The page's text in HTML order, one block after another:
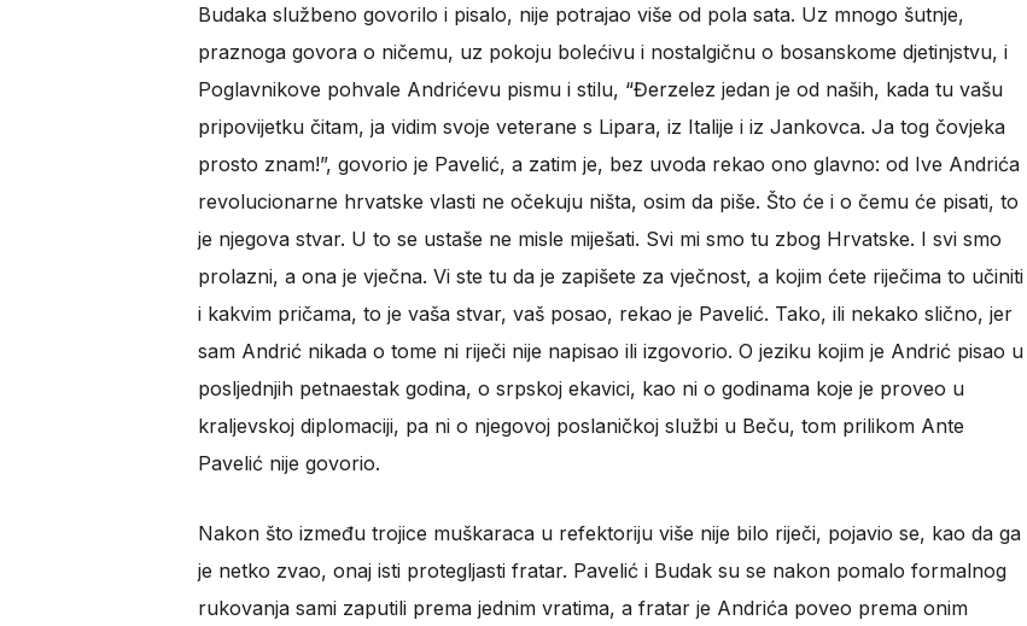
Budaka službeno govorilo i pisalo, nije potrajao više od pola sata. Uz mnogo šutnje,
praznoga govora o ničemu, uz pokoju bolećivu i nostalgičnu o bosanskome djetinjstvu, i
Poglavnikove pohvale Andrićevu pismu i stilu, “Đerzelez jedan je od naših, kada tu vašu
pripovijetku čitam, ja vidim svoje veterane s Lipara, iz Italije i iz Jankovca. Ja tog čovjeka
prosto znam!”, govorio je Pavelić, a zatim je, bez uvoda rekao ono glavno: od Ive Andrića
revolucionarne hrvatske vlasti ne očekuju ništa, osim da piše. Što će i o čemu će pisati, to
je njegova stvar. U to se ustaše ne misle miješati. Svi mi smo tu zbog Hrvatske. I svi smo
prolazni, a ona je vječna. Vi ste tu da je zapišete za vječnost, a kojim ćete riječima to učiniti
i kakvim pričama, to je vaša stvar, vaš posao, rekao je Pavelić. Tako, ili nekako slično, jer
sam Andrić nikada o tome ni riječi nije napisao ili izgovorio. O jeziku kojim je Andrić pisao u
posljednjih petnaestak godina, o srpskoj ekavici, kao ni o godinama koje je proveo u
kraljevskoj diplomaciji, pa ni o njegovoj poslaničkoj službi u Beču, tom prilikom Ante
Pavelić nije govorio.
Nakon što između trojice muškaraca u refektoriju više nije bilo riječi, pojavio se, kao da ga
je netko zvao, onaj isti protegljasti fratar. Pavelić i Budak su se nakon pomalo formalnog
rukovanja sami zaputili prema jednim vratima, a fratar je Andrića poveo prema onim